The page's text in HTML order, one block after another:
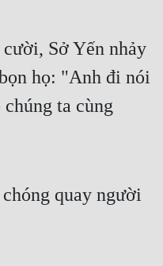
Sở Yến nhảy
họ: "Anh đi nói
ta cùng
quay người